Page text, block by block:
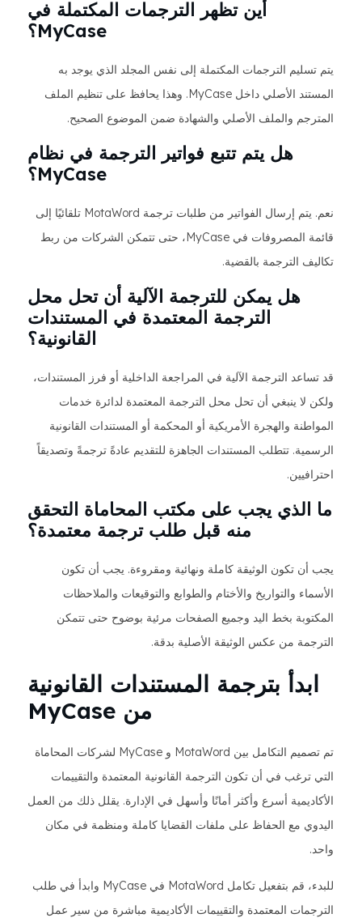
أين تظهر الترجمات المكتملة في
MyCase؟
يتم تسليم الترجمات المكتملة إلى نفس المجلد الذي يوجد به
المستند الأصلي داخل MyCase. وهذا يحافظ على تنظيم الملف
المترجم والملف الأصلي والشهادة ضمن الموضوع الصحيح.
هل يتم تتبع فواتير الترجمة في نظام
MyCase؟
نعم. يتم إرسال الفواتير من طلبات ترجمة MotaWord تلقائيًا إلى
قائمة المصروفات في MyCase، حتى تتمكن الشركات من ربط
تكاليف الترجمة بالقضية.
هل يمكن للترجمة الآلية أن تحل محل
الترجمة المعتمدة في المستندات
القانونية؟
قد تساعد الترجمة الآلية في المراجعة الداخلية أو فرز المستندات،
ولكن لا ينبغي أن تحل محل الترجمة المعتمدة لدائرة خدمات
المواطنة والهجرة الأمريكية أو المحكمة أو المستندات القانونية
الرسمية. تتطلب المستندات الجاهزة للتقديم عادةً ترجمةً وتصديقاً
احترافيين.
ما الذي يجب على مكتب المحاماة التحقق
منه قبل طلب ترجمة معتمدة؟
يجب أن تكون الوثيقة كاملة ونهائية ومقروءة. يجب أن تكون
الأسماء والتواريخ والأختام والطوابع والتوقيعات والملاحظات
المكتوبة بخط اليد وجميع الصفحات مرئية بوضوح حتى تتمكن
الترجمة من عكس الوثيقة الأصلية بدقة.
ابدأ بترجمة المستندات القانونية
من MyCase
تم تصميم التكامل بين MotaWord و MyCase لشركات المحاماة
التي ترغب في أن تكون الترجمة القانونية المعتمدة والتقييمات
الأكاديمية أسرع وأكثر أمانًا وأسهل في الإدارة. يقلل ذلك من العمل
اليدوي مع الحفاظ على ملفات القضايا كاملة ومنظمة في مكان
واحد.
للبدء، قم بتفعيل تكامل MotaWord في MyCase وابدأ في طلب
الترجمات المعتمدة والتقييمات الأكاديمية مباشرة من سير عمل